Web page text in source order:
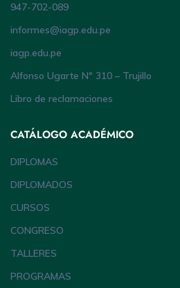
947-702-089
informes@iagp.edu.pe
iagp.edu.pe
Alfonso Ugarte Nº 310 – Trujillo
Libro de reclamaciones
CATÁLOGO ACADÉMICO
DIPLOMAS
DIPLOMADOS
CURSOS
CONGRESO
TALLERES
PROGRAMAS